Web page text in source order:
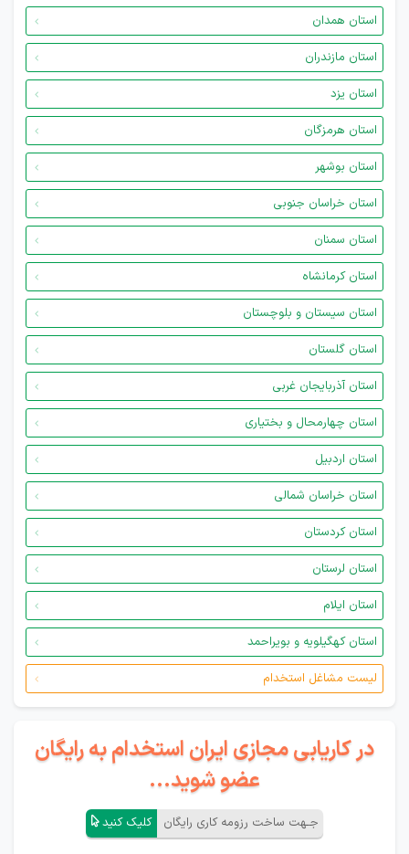
استان همدان
استان مازندران
استان یزد
استان هرمزگان
استان بوشهر
استان خراسان جنوبی
استان سمنان
استان کرمانشاه
استان سیستان و بلوچستان
استان گلستان
استان آذربایجان غربی
استان چهارمحال و بختیاری
استان اردبیل
استان خراسان شمالی
استان کردستان
استان لرستان
استان ایلام
استان کهگیلویه و بویراحمد
لیست مشاغل استخدام
در کاریابی مجازی ایران استخدام به رایگان
عضو شوید...
جـهت ساخت رزومه کاری رایگان کلیک کنید